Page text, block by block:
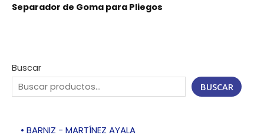
Buscar
BUSCAR
• BARNIZ - MARTÍNEZ AYALA
Separador de Goma para Pliegos